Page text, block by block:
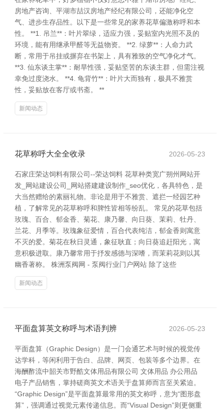
房地产咨询、平湖市喆汉房地产经纪有限公司，还能净化空
气、进步生存品性。以下是一些常见的家养花草偏激称呼和本
性。 **1. 吊兰**：叶片翠绿，适应力强，妥贴室内光照不及的
环境，能有用继承甲醛等无益物资。 **2. 绿萝**：人命力武
断，常用于吊挂或摒弃在书架上，具有雅致的空气净化才气。
**3. 仙东谈主掌**：耐旱性强，妥贴坚苦的东谈主群，但需注视
幸免过度浇水。 **4. 龟背竹**：叶片大而独有，极具不雅赏
性，妥贴放在客厅或书斋。 **
新闻动态
花草称呼大全全收录 2026-05-23
石家庄荣达饲料有限公司--荣达饲料 花草种类宽广朔州网站开
发_网站建设公司_网站搭建建设制作_seo优化，各具特色，是
大当然赠给的素丽礼物。非论是用于不雅赏、遮拦一经园艺种
植，了解常见的花草称呼和脾性皆相等纷乱。 常见的花草包括
玫瑰、百合、郁金香、菊花、康乃馨、向日葵、茉莉、牡丹、
兰花、月季等。玫瑰象征爱情，百合代表纯洁，郁金香则寓意
不灭的爱。菊花在秋日灵通，象征耿直；向日葵追赶阳光，寓
意积极进取。康乃馨常用于抒发感德与深嗜，而茉莉花则以其
幽香著称。 株洲泵阀网 - 泵阀行业门户网站 除了这些
新闻动态
平面盘算英文称呼与术语判辨 2026-05-23
平面盘算（Graphic Design）是一门会通艺术与时候的视觉传
达学科，等闲利用于告白、品牌、网页、包装等多个边界。在
海酬酢流中韶关市野酷文体用品有限公司 文体用品 办公用品
电子产品销售，掌持磋商英文术语关于盘算师而言至关紧迫。
“Graphic Design”是平面盘算最常用的英文称呼，意为“图形盘
算”，强调通过视觉元素传递信息。而“Visual Design”则更侧重